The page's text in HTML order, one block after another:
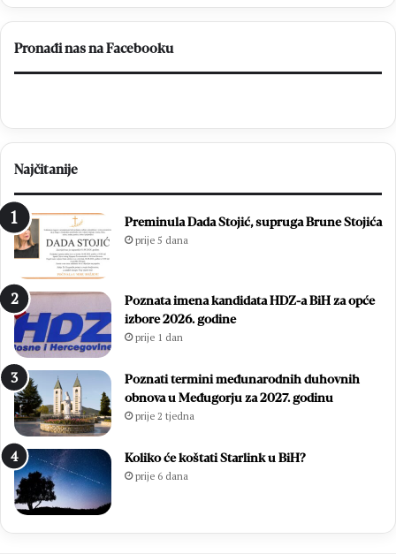
Pronađi nas na Facebooku
Najčitanije
Preminula Dada Stojić, supruga Brune Stojića
prije 5 dana
Poznata imena kandidata HDZ-a BiH za opće
izbore 2026. godine
prije 1 dan
Poznati termini međunarodnih duhovnih
obnova u Međugorju za 2027. godinu
prije 2 tjedna
Koliko će koštati Starlink u BiH?
prije 6 dana